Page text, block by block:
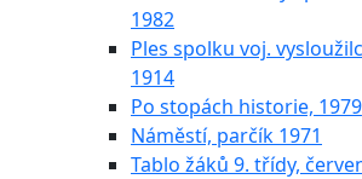
1982
Ples spolku voj.
1914
Po stopách historie, 1979
Náměstí, parčík 1971
Tablo žáků 9. třídy,